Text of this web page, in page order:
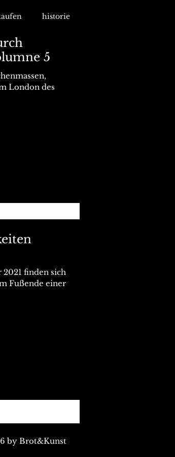
historie
5
London des
finden sich
Fußende einer
by Brot&Kunst